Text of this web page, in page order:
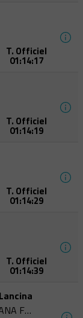
T. Officiel
01:14:17
T. Officiel
01:14:19
T. Officiel
01:14:29
T. Officiel
01:14:39
CLUB TRIATLÓ TRAMUNTANA FIGUERES